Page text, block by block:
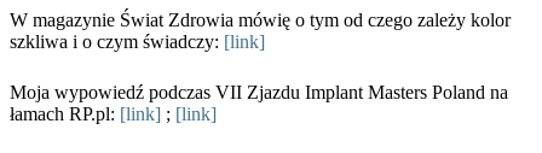
W magazynie Świat Zdrowia mówię o tym od czego zależy kolor
szkliwa i o czym świadczy: [link]
Moja wypowiedź podczas VII Zjazdu Implant Masters Poland na
łamach RP.pl: [link] ; [link]